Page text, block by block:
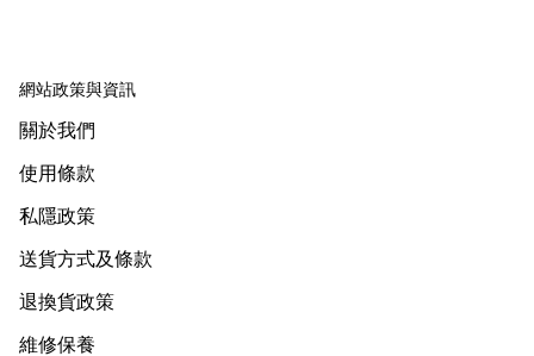
網站政策與資訊
關於我們
使用條款
私隱政策
送貨方式及條款
退換貨政策
維修保養